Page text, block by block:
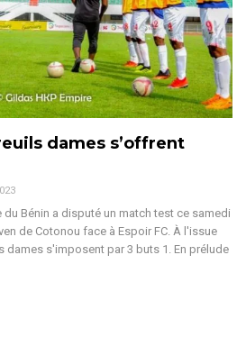
dames s’offrent
Bénin a disputé un match test ce samedi
de Cotonou face à Espoir FC. À l'issue
dames s'imposent par 3 buts 1. En prélude